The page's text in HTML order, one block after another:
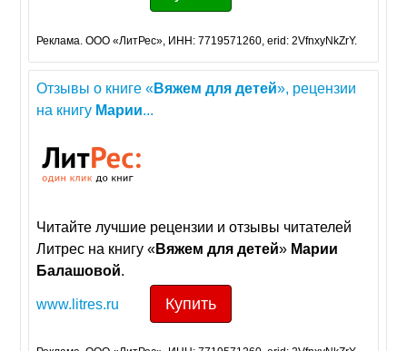
Реклама. ООО «ЛитРес», ИНН: 7719571260, erid: 2VfnxyNkZrY.
Отзывы о книге «Вяжем для детей», рецензии
на книгу Марии...
Читайте лучшие рецензии и отзывы читателей
Литрес на книгу «Вяжем для детей» Марии
Балашовой.
www.litres.ru Купить